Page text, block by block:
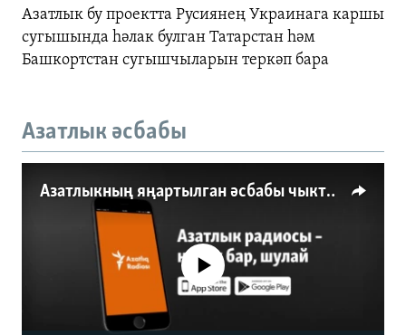
Азатлык бу проектта Русиянең Украинага каршы
сугышында һәлак булган Татарстан һәм
Башкортстан сугышчыларын теркәп бара
Азатлык әсбабы
Азатлыкның яңартылган әсбабы чыкты
No media source currently available